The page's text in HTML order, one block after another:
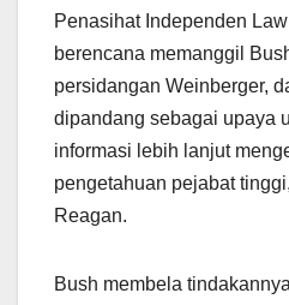
Penasihat Independen
berencana memanggil
persidangan Weinberger,
dipandang sebagai upaya
informasi lebih lanjut
pengetahuan pejabat
Reagan.
Bush membela